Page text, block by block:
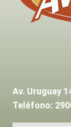
Av. Uruguay
Teléfono: